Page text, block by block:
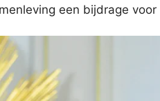
een bijdrage